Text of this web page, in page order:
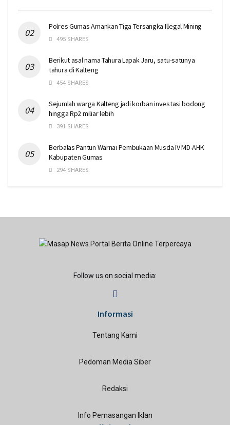
Polres Gumas Amankan Tiga Tersangka Illegal Mining
495 SHARES
Berikut asal nama Tahura Lapak Jaru, satu-satunya
tahura di Kalteng
454 SHARES
Sejumlah warga Kalteng jadi korban investasi bodong
hingga Rp2 miliar lebih
391 SHARES
Berbalas Pantun Warnai Pembukaan Musda IV MD-AHK
Kabupaten Gumas
294 SHARES
Follow us on social media:
Informasi
Tentang Kami
Pedoman Media Siber
Redaksi
Info Pemasangan Iklan